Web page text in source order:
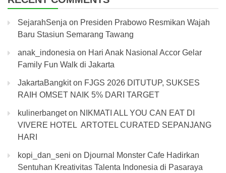
SejarahSenja on Presiden Prabowo Resmikan Wajah
Baru Stasiun Semarang Tawang
anak_indonesia on Hari Anak Nasional Accor Gelar
Family Fun Walk di Jakarta
JakartaBangkiton FJGS 2026 DITUTUP, SUKSES
RAIH OMSET NAIK 5% DARI TARGET
kulinerbangeton NIKMATI ALL YOU CAN EAT DI
VIVERE HOTEL ARTOTEL CURATED SEPANJANG
HARI
kopi_dan_seni on Djournal Monster Cafe Hadirkan
Sentuhan Kreativitas Talenta Indonesia di Pasaraya